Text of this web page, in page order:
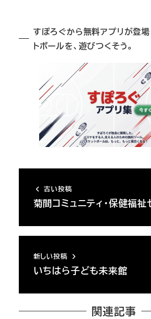
すぽろぐから無料アプリが登場
トボールを、遊びつくそう。
古い投稿
菊間コミュニティ・保健福祉
新しい投稿
いちはら子ども未来館
関連記事